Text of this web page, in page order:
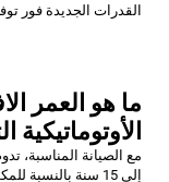
القدرات الجديدة فور
ما هو العمر
الأوتوماتيكية